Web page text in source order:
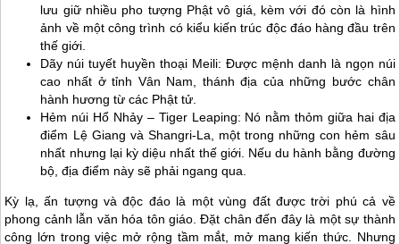
lưu giữ nhiều pho tượng Phật vô giá, kèm với đó còn là hình
ảnh về một công trình có kiểu kiến trúc độc đáo hàng đầu trên
thế giới.
Dãy núi tuyết huyền thoại Meili: Được mệnh danh là ngọn núi
cao nhất ở tỉnh Vân Nam, thánh địa của những bước chân
hành hương từ các Phật tử.
Hẻm núi Hổ Nhảy – Tiger Leaping: Nó nằm thỏm giữa hai địa
điểm Lệ Giang và Shangri-La, một trong những con hẻm sâu
nhất nhưng lại kỳ diệu nhất thế giới. Nếu du hành bằng đường
bộ, địa điểm này sẽ phải ngang qua.
Kỳ lạ, ấn tượng và độc đáo là một vùng đất được trời phú cả về
phong cảnh lẫn văn hóa tôn giáo. Đặt chân đến đây là một sự thành
công lớn trong việc mở rộng tầm mắt, mở mang kiến thức. Nhưng